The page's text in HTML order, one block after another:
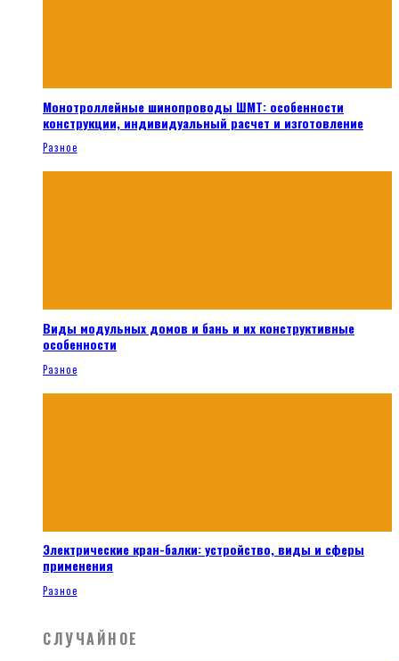
Монотроллейные шинопроводы ШМТ: особенности
конструкции, индивидуальный расчет и изготовление
Разное
Виды модульных домов и бань и их конструктивные
особенности
Разное
Электрические кран-балки: устройство, виды и сферы
применения
Разное
СЛУЧАЙНОЕ